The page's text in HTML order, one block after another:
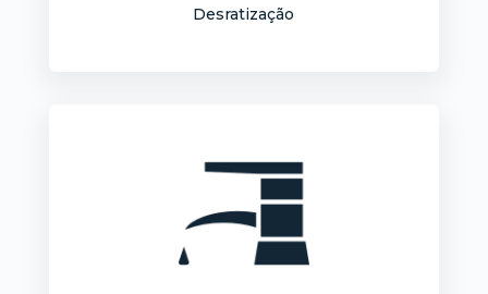
Desratização